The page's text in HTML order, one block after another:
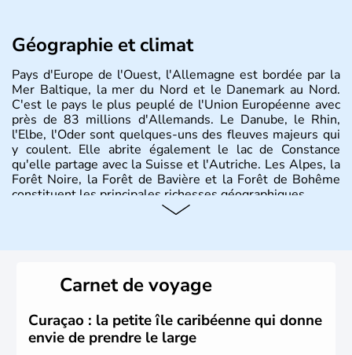
Géographie et climat
Pays d'Europe de l'Ouest, l'Allemagne est bordée par la
Mer Baltique, la mer du Nord et le Danemark au Nord.
C'est le pays le plus peuplé de l'Union Européenne avec
près de 83 millions d'Allemands. Le Danube, le Rhin,
l'Elbe, l'Oder sont quelques-uns des fleuves majeurs qui
y coulent. Elle abrite également le lac de Constance
qu'elle partage avec la Suisse et l'Autriche. Les Alpes, la
Forêt Noire, la Forêt de Bavière et la Forêt de Bohême
constituent les principales richesses géographiques.
lesquelles bénéficient d'une grande autonomie. Le pays
peut se targuer de grands noms qu'il a vu naître dans tous
les domaines, des arts à la politique en passant par la
philosophie. Hertz, Gutenberg, Heidegger, Thomas Mann,
Herman Hesse ou bien Hegel en font partie.
Carnet de voyage
Curaçao : la petite île caribéenne qui donne
envie de prendre le large